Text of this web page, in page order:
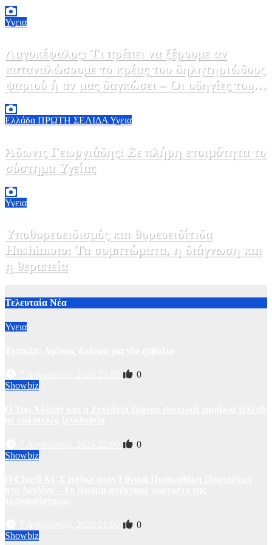
Υγεια
Λαγοκέφαλος: Τι πρέπει να ξέρουμε αν
καταναλώσουμε το κρέας του δηλητηριώδους
ψαριού ή αν μας δαγκώσει – Οι οδηγίες του
ΕΟΔΥ
Ελλάδα ΠΡΩΤΗ ΣΕΛΙΔΑΥγεια
Άδωνις Γεωργιάδης: Σε πλήρη ετοιμότητα το
σύστημα Υγείας
Υγεια
Υποθυρεοειδισμός και θυρεοειδίτιδα
Hashimoto: Τα συμπτώματα, η διάγνωση και
η θεραπεία
Τελευταία Νέα
Υγεια
0
Showbiz
0
Showbiz
0
Showbiz